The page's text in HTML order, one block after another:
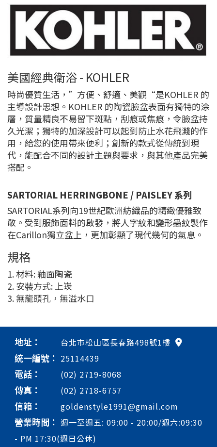
美國經典衛浴 - KOHLER
時尚優質生活，”方便、舒適、美觀“是KOHLER 的
主導設計思想。KOHLER 的陶瓷臉盆表面有獨特的涂
層，質量精良不易留下斑點，刮痕或焦痕，令臉盆持
久光潔；獨特的加深設計可以起到防止水花飛濺的作
用，給您的使用帶來便利；創新的款式從傳統到現
代，能配合不同的設計主題與要求，與其他產品完美
搭配。
SARTORIAL HERRINGBONE / PAISLEY 系列
SARTORIAL系列向19世紀歐洲紡織品的精緻優雅致
敬。受到服飾面料的啟發，將人字紋和變形蟲紋製作
在Carillon獨立盆上，更加彰顯了現代幾何的氣息。
規格
1. 材料: 釉面陶瓷
2. 安裝方式: 上崁
3. 無龍頭孔，無溢水口
地址： 台北市松山區長春路498號1樓
統一編號： 25114439
電話： (02) 2719-8068
傳真： (02) 2718-6757
信箱： goldenstyle1991@gmail.com
營業時間： 週一至週五: 09:00 - 20:00/週六:09:30
- PM 17:30(週日公休)